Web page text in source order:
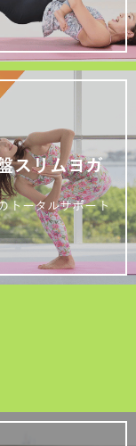
スリムヨガ
トータルサポート